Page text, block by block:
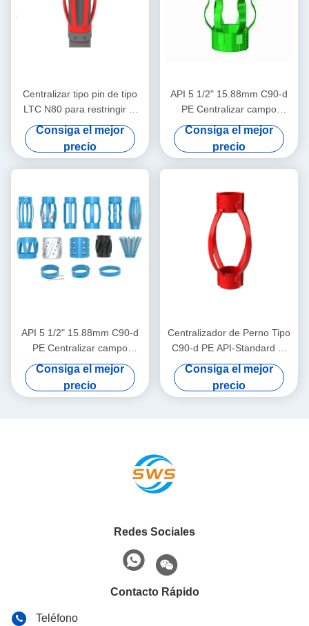
Centralizar tipo pin de tipo
LTC N80 para restringir el
desplazamiento del
centralizar de la carcasa en
las operaciones de petróleo
y gas
Consiga el mejor
precio
API 5 1/2" 15.88mm C90-d
PE Centralizar campo
petrolero en operaciones de
petróleo y gas
Consiga el mejor
precio
API 5 1/2" 15.88mm C90-d
PE Centralizar campo
petrolero en operaciones de
petróleo y gas
Consiga el mejor
precio
Centralizador de Perno Tipo
C90-d PE API-Standard 7"
19.05mm para Restringir el
Desplazamiento del
Centralizador de
Consiga el mejor
precio
Redes Sociales
Contacto Rápido
Teléfono